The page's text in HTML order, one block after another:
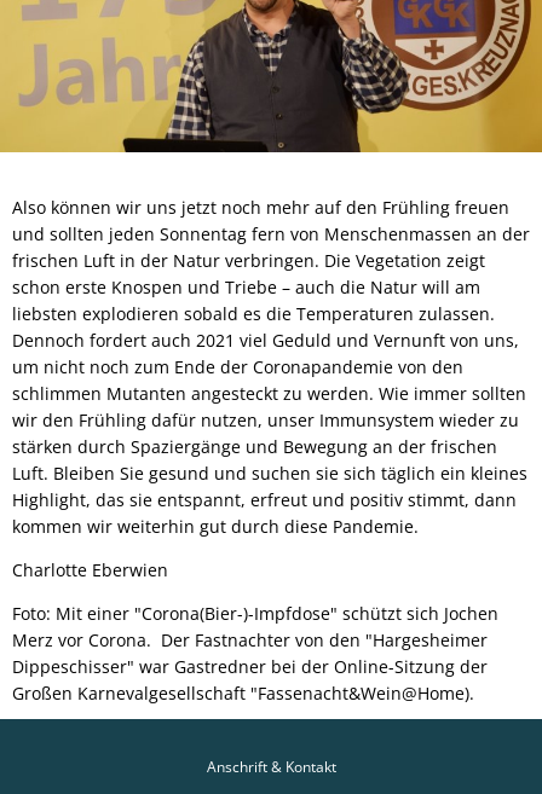
Also können wir uns jetzt noch mehr auf den Frühling freuen
und sollten jeden Sonnentag fern von Menschenmassen an der
frischen Luft in der Natur verbringen. Die Vegetation zeigt
schon erste Knospen und Triebe – auch die Natur will am
liebsten explodieren sobald es die Temperaturen zulassen.
Dennoch fordert auch 2021 viel Geduld und Vernunft von uns,
um nicht noch zum Ende der Coronapandemie von den
schlimmen Mutanten angesteckt zu werden. Wie immer sollten
wir den Frühling dafür nutzen, unser Immunsystem wieder zu
stärken durch Spaziergänge und Bewegung an der frischen
Luft. Bleiben Sie gesund und suchen sie sich täglich ein kleines
Highlight, das sie entspannt, erfreut und positiv stimmt, dann
kommen wir weiterhin gut durch diese Pandemie.
Charlotte Eberwien
Foto: Mit einer "Corona(Bier-)-Impfdose" schützt sich Jochen
Merz vor Corona. Der Fastnachter von den "Hargesheimer
Dippeschisser" war Gastredner bei der Online-Sitzung der
Großen Karnevalgesellschaft "Fassenacht&Wein@Home).
Anschrift & Kontakt